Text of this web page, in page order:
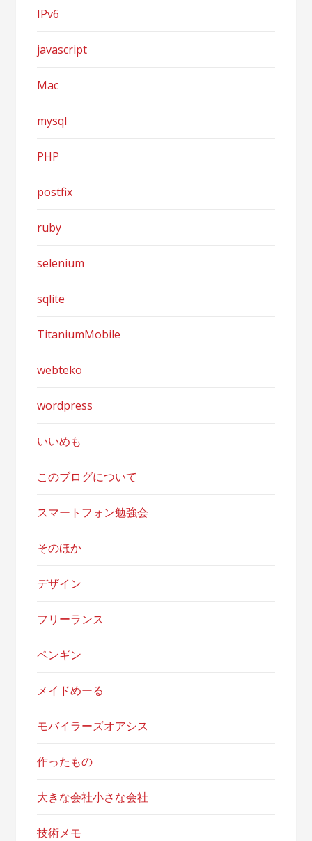
IPv6
javascript
Mac
mysql
PHP
postfix
ruby
selenium
sqlite
TitaniumMobile
webteko
wordpress
いいめも
このブログについて
スマートフォン勉強会
そのほか
デザイン
フリーランス
ペンギン
メイドめーる
モバイラーズオアシス
作ったもの
大きな会社小さな会社
技術メモ